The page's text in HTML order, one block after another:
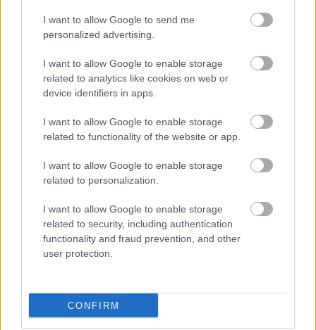
I want to allow Google to send me
personalized advertising.
I want to allow Google to enable storage
related to analytics like cookies on web or
device identifiers in apps.
I want to allow Google to enable storage
related to functionality of the website or app.
I want to allow Google to enable storage
related to personalization.
I want to allow Google to enable storage
related to security, including authentication
functionality and fraud prevention, and other
user protection.
CONFIRM
Rendőr és bűnöző is lehetsz
ebben az ingyenes
mobiljátékban
2025 július 24. 20:45
Az Epic Games Store ezen a héten is meglep
Unmute Loaded :
21.02%